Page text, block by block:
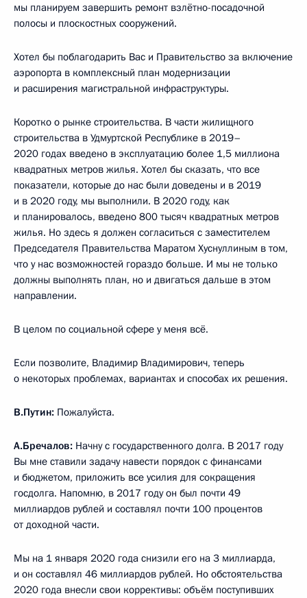
мы планируем завершить ремонт взлётно-посадочной
полосы и плоскостных сооружений.
Хотел бы поблагодарить Вас и Правительство за включение
аэропорта в комплексный план модернизации
и расширения магистральной инфраструктуры.
Коротко о рынке строительства. В части жилищного
строительства в Удмуртской Республике в 2019–
2020 годах введено в эксплуатацию более 1,5 миллиона
квадратных метров жилья. Хотел бы сказать, что все
показатели, которые до нас были доведены и в 2019
и в 2020 году, мы выполнили. В 2020 году, как
и планировалось, введено 800 тысяч квадратных метров
жилья. Но здесь я должен согласиться с заместителем
Председателя Правительства Маратом Хуснуллиным в том,
что у нас возможностей гораздо больше. И мы не только
должны выполнять план, но и двигаться дальше в этом
направлении.
В целом по социальной сфере у меня всё.
Если позволите, Владимир Владимирович, теперь
о некоторых проблемах, вариантах и способах их решения.
В.Путин: Пожалуйста.
А.Бречалов: Начну с государственного долга. В 2017 году
Вы мне ставили задачу навести порядок с финансами
и бюджетом, приложить все усилия для сокращения
госдолга. Напомню, в 2017 году он был почти 49
миллиардов рублей и составлял почти 100 процентов
от доходной части.
Мы на 1 января 2020 года снизили его на 3 миллиарда,
и он составлял 46 миллиардов рублей. Но обстоятельства
2020 года внесли свои коррективы: объём поступивших